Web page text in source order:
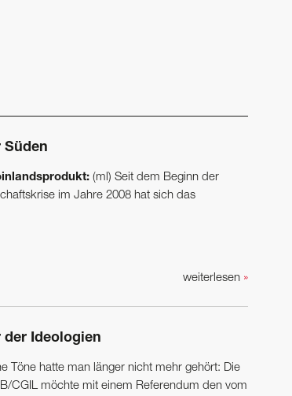
Süden
(ml) Seit dem Beginn der
im Jahre 2008 hat sich das
weiterlesen »
der Ideologien
Töne hatte man länger nicht mehr gehört: Die
CGIL möchte mit einem Referendum den vom